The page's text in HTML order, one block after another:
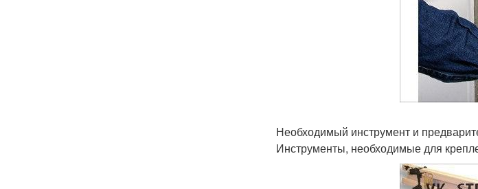
Необходимый инструмент и
Инструменты, необходимые для